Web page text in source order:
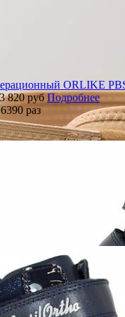
ORLIKE
3 820руб Подробнее
6390 раз